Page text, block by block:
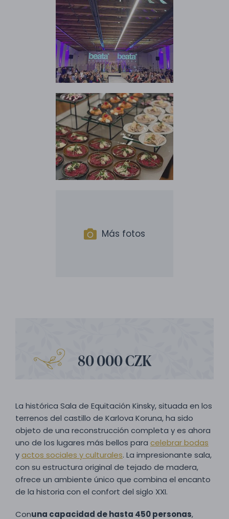
Más fotos
80 000 CZK
La histórica Sala de Equitación Kinsky, situada en los
terrenos del castillo de Karlova Koruna, ha sido
objeto de una reconstrucción completa y es ahora
uno de los lugares más bellos para celebrar bodas
yactos sociales y culturales. La impresionante sala,
con su estructura original de tejado de madera,
ofrece un ambiente único que combina el encanto
de la historia con el confort del siglo XXI.
Conuna capacidad de hasta 450 personas,